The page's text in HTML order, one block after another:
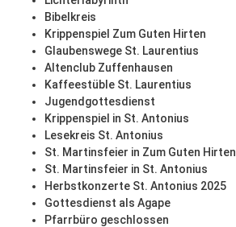
Bibelkreis
Krippenspiel Zum Guten Hirten
Glaubenswege St. Laurentius
Altenclub Zuffenhausen
Kaffeestüble St. Laurentius
Jugendgottesdienst
Krippenspiel in St. Antonius
Lesekreis St. Antonius
St. Martinsfeier in Zum Guten Hirten
St. Martinsfeier in St. Antonius
Herbstkonzerte St. Antonius 2025
Gottesdienst als Agape
Pfarrbüro geschlossen